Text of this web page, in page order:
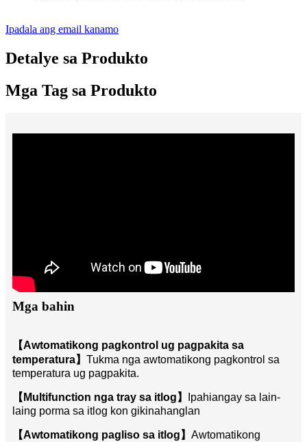
Ipadala ang email kanamo
Detalye sa Produkto
Mga Tag sa Produkto
Mga bahin
【Awtomatikong pagkontrol ug pagpakita sa
temperatura】 Tukma nga awtomatikong pagkontrol sa
temperatura ug pagpakita.
【Multifunction nga tray sa itlog】
Ipahiangay sa lain-
laing porma sa itlog kon gikinahanglan
【Awtomatikong pagliso sa itlog】 Awtomatikong